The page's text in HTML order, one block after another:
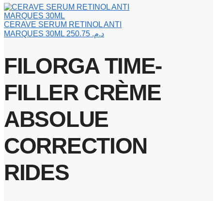
CERAVE SERUM RETINOL ANTI
MARQUES 30ML
د.م.
FILORGA TIME-
FILLER CRÈME
ABSOLUE
CORRECTION
RIDES